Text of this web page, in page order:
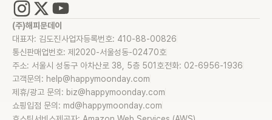
(주)해피문데이
대표자: 김도진사업자등록번호: 410-88-00826
통신판매업번호: 제2020-서울성동-02470호
주소: 서울시 성동구 아차산로 38, 5층 501호전화: 02-6956-1936
고객문의: help@happymoonday.com
제휴/광고 문의: biz@happymoonday.com
쇼핑입점 문의: md@happymoonday.com